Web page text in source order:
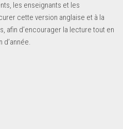
les enseignants et les
cette version anglaise et à la
afin d’encourager la lecture tout en